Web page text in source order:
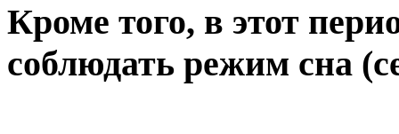
Кроме того, в этот
соблюдать режим сна